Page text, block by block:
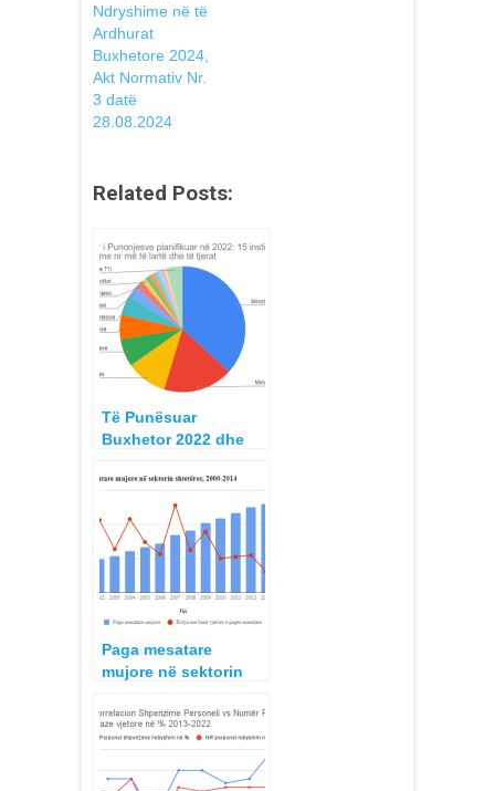
Ndryshime në të
Ardhurat
Buxhetore 2024,
Akt Normativ Nr.
3 datë
28.08.2024
Related Posts:
Të Punësuar
Buxhetor 2022 dhe
Institucioneve
Buxhetore
Paga mesatare
mujore në sektorin
Shqipëria dhe vendet
e rajonit